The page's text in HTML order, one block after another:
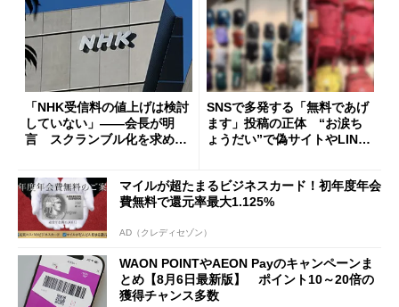
「NHK受信料の値上げは検討
していない」――会長が明
言 スクランブル化を求める
SNSで多発する「無料であげ
ます」投稿の正体 “お涙ち
ょうだい”で偽サイトやLINE
マイルが超たまるビジネスカード！初年度年会
費無料で還元率最大1.125%
AD（クレディセゾン）
WAON POINTやAEON Payのキャンペーンま
とめ【8月6日最新版】 ポイント10～20倍の
獲得チャンス多数